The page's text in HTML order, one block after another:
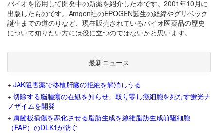
バイオを応用して開発中の新薬を紹介した本です。2001年10月に
出版したものです。Amgen社のEPOGEN誕生の経緯やグリベック
誕生までの道のりなど、現在販売されているバイオ医薬品の歴史
について知りたい方には役に立つのではないかと思います。
最新ニュース
+ JAK阻害薬で移植肝臓の拒絶を解消しうる
+ 切除する脳腫瘍の在処を知らせ、取り零し癌細胞を死なす蛍光ナ
ノザイムを開発
+ 肩腱板損傷を悪化させる脂肪生成を線維脂肪生成前駆細胞
（FAP）のDLK1が防ぐ